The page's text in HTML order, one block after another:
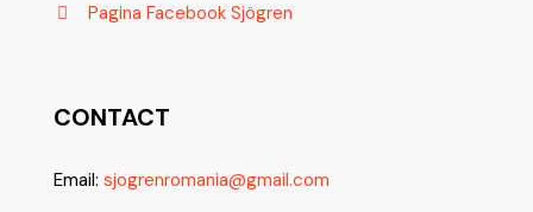
Pagina Facebook Sjögren
CONTACT
Email: sjogrenromania@gmail.com